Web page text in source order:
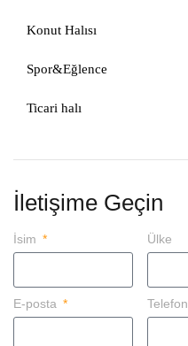
Konut Halısı
Spor&Eğlence
Ticari halı
İletişime Geçin
İsim Ülke
E-posta Telefon